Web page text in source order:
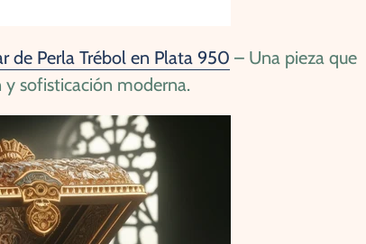
de Perla Trébol en Plata 950 – Una pieza que
sofisticación moderna.